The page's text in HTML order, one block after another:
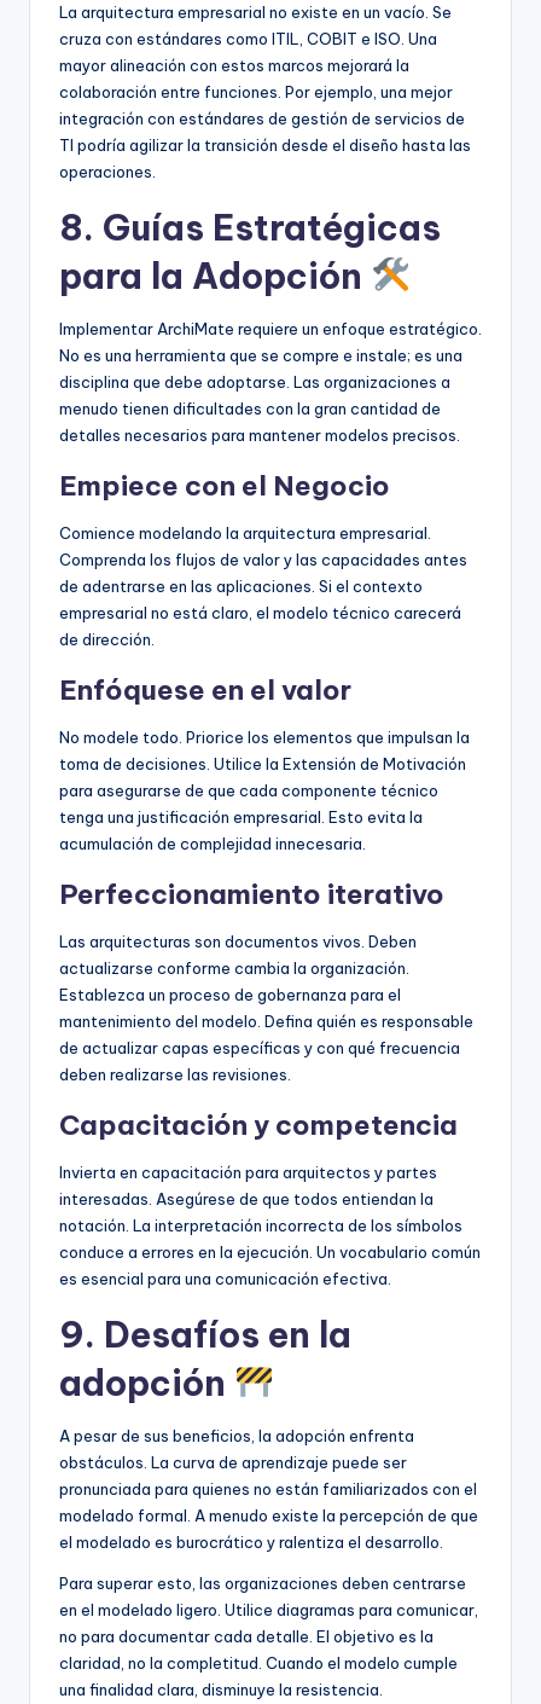
La arquitectura empresarial no existe en un vacío. Se
cruza con estándares como ITIL, COBIT e ISO. Una
mayor alineación con estos marcos mejorará la
colaboración entre funciones. Por ejemplo, una mejor
integración con estándares de gestión de servicios de
TI podría agilizar la transición desde el diseño hasta las
operaciones.
8. Guías Estratégicas
para la Adopción
Implementar ArchiMate requiere un enfoque estratégico.
No es una herramienta que se compre e instale; es una
disciplina que debe adoptarse. Las organizaciones a
menudo tienen dificultades con la gran cantidad de
detalles necesarios para mantener modelos precisos.
Empiece con el Negocio
Comience modelando la arquitectura empresarial.
Comprenda los flujos de valor y las capacidades antes
de adentrarse en las aplicaciones. Si el contexto
empresarial no está claro, el modelo técnico carecerá
de dirección.
Enfóquese en el valor
No modele todo. Priorice los elementos que impulsan la
toma de decisiones. Utilice la Extensión de Motivación
para asegurarse de que cada componente técnico
tenga una justificación empresarial. Esto evita la
acumulación de complejidad innecesaria.
Perfeccionamiento iterativo
Las arquitecturas son documentos vivos. Deben
actualizarse conforme cambia la organización.
Establezca un proceso de gobernanza para el
mantenimiento del modelo. Defina quién es responsable
de actualizar capas específicas y con qué frecuencia
deben realizarse las revisiones.
Capacitación y competencia
Invierta en capacitación para arquitectos y partes
interesadas. Asegúrese de que todos entiendan la
notación. La interpretación incorrecta de los símbolos
conduce a errores en la ejecución. Un vocabulario común
es esencial para una comunicación efectiva.
9. Desafíos en la
adopción
A pesar de sus beneficios, la adopción enfrenta
obstáculos. La curva de aprendizaje puede ser
pronunciada para quienes no están familiarizados con el
modelado formal. A menudo existe la percepción de que
el modelado es burocrático y ralentiza el desarrollo.
Para superar esto, las organizaciones deben centrarse
en el modelado ligero. Utilice diagramas para comunicar,
no para documentar cada detalle. El objetivo es la
claridad, no la completitud. Cuando el modelo cumple
una finalidad clara, disminuye la resistencia.